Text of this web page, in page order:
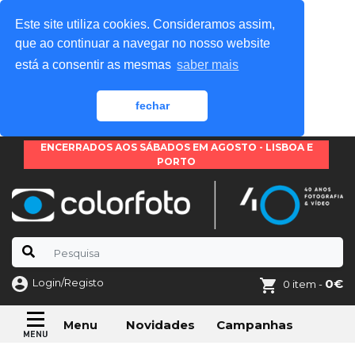
Este site utiliza cookies. Consideramos assim,
que ao continuar a navegar no nosso website
está a consentir as mesmas saber mais
fechar
ENCERRADOS AOS SÁBADOS EM AGOSTO - LISBOA E
PORTO
Login/Registo 0 item - 0€
Menu Novidades Campanhas